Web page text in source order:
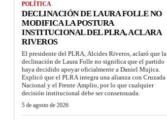
POLÍTICA
DECLINACIÓN DE LAURA FOLLE NO
MODIFICA LA POSTURA
INSTITUCIONAL DEL PLRA, ACLARA
RIVEROS
El presidente del PLRA, Alcides Riveros, aclaró que la
declinación de Laura Folle no significa que el partido
haya decidido apoyar oficialmente a Daniel Mujica.
Explicó que el PLRA integra una alianza con Cruzada
Nacional y el Frente Amplio, por lo que cualquier
decisión institucional debe ser consensuada.
5 de agosto de 2026